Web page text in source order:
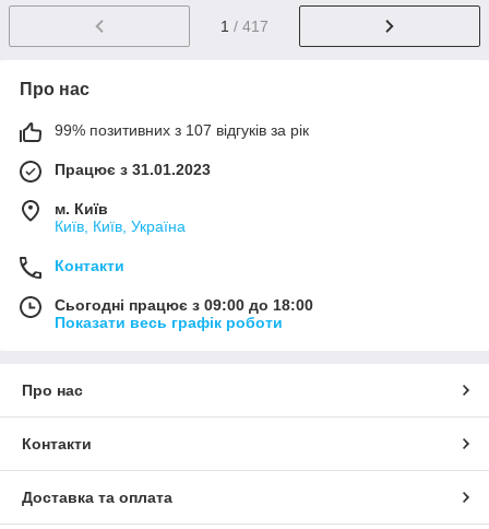
1 / 417
Про нас
99% позитивних з 107 відгуків за рік
Працює з 31.01.2023
м. Київ
Київ, Київ, Україна
Контакти
Сьогодні працює з 09:00 до 18:00
Показати весь графік роботи
Про нас
Контакти
Доставка та оплата